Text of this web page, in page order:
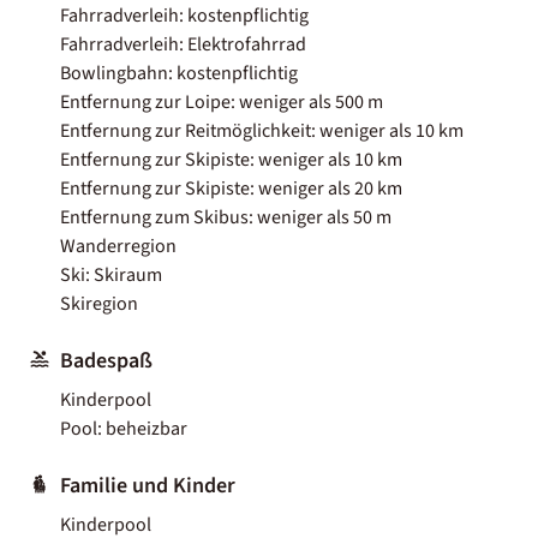
Fahrradverleih: kostenpflichtig
Fahrradverleih: Elektrofahrrad
Bowlingbahn: kostenpflichtig
Entfernung zur Loipe: weniger als 500 m
Entfernung zur Reitmöglichkeit: weniger als 10 km
Entfernung zur Skipiste: weniger als 10 km
Entfernung zur Skipiste: weniger als 20 km
Entfernung zum Skibus: weniger als 50 m
Wanderregion
Ski: Skiraum
Skiregion
Badespaß
Kinderpool
Pool: beheizbar
Familie und Kinder
Kinderpool